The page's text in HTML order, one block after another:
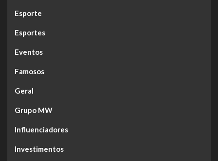
Esporte
Esportes
Eventos
Famosos
Geral
Grupo MW
Influenciadores
Investimentos